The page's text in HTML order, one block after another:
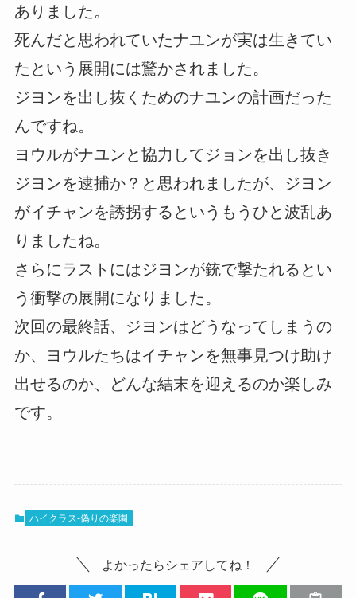
ありました。
死んだと思われていたナユンが実は生きてい
たという展開には驚かされました。
ジヨンを出し抜くためのナユンの計画だった
んですね。
ヨウルがナユンと協力してジョンを出し抜き
ジヨンを逮捕か？と思われましたが、ジヨン
がイチャンを誘拐するというもうひと波乱あ
りましたね。
さらにラストにはジヨンが銃で撃たれるとい
う衝撃の展開になりました。
次回の最終話、ジヨンはどうなってしまうの
か、ヨウルたちはイチャンを無事見つけ助け
出せるのか、どんな結末を迎えるのか楽しみ
です。
ハイクラス-偽りの楽園
よかったらシェアしてね！